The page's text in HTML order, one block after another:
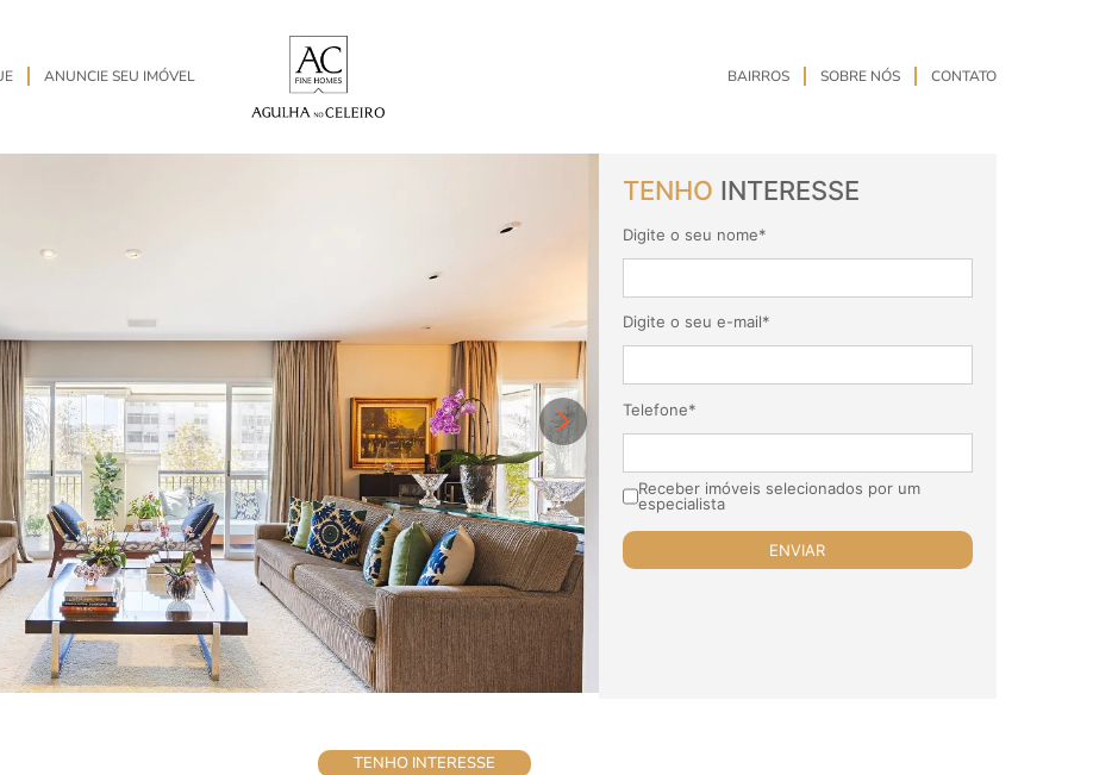
ANUNCIE SEU IMÓVEL BAIRROS SOBRE NÓS CONTATO
TENHO INTERESSE
Digite o seu nome*
Digite o seu e-mail*
Telefone*
Receber imóveis selecionados por um
especialista
TENHO INTERESSE